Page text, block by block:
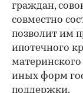
граждан,
совместно
позволит им
ипотечного
иных форм
поддержки.